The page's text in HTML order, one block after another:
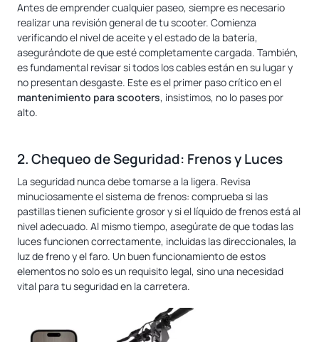
Antes de emprender cualquier paseo, siempre es necesario
realizar una revisión general de tu scooter. Comienza
verificando el nivel de aceite y el estado de la batería,
asegurándote de que esté completamente cargada. También,
es fundamental revisar si todos los cables están en su lugar y
no presentan desgaste. Este es el primer paso crítico en el
mantenimiento para scooters, insistimos, no lo pases por
alto.
2. Chequeo de Seguridad: Frenos y Luces
La seguridad nunca debe tomarse a la ligera. Revisa
minuciosamente el sistema de frenos: comprueba si las
pastillas tienen suficiente grosor y si el líquido de frenos está al
nivel adecuado. Al mismo tiempo, asegúrate de que todas las
luces funcionen correctamente, incluidas las direccionales, la
luz de freno y el faro. Un buen funcionamiento de estos
elementos no solo es un requisito legal, sino una necesidad
vital para tu seguridad en la carretera.